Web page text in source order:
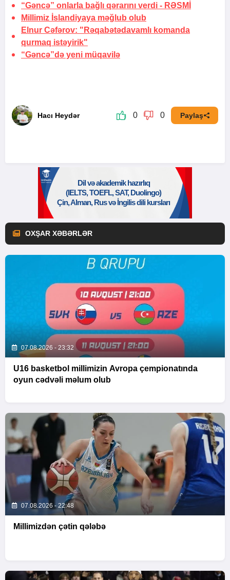
“Gəncə” onlarla bağlı qərarını verdi - RƏSMİ
Millimiz İslandiyaya məğlub olub
Elnur Cəfərov: "Rəqabətədavamlı komanda
qurmaq istəyirik"
“Gəncə”də yeni müqavilə
Hacı Heydər 0 0 Paylaş
OXŞAR XƏBƏRLƏR
07.08.2026 - 23:32
U16 basketbol millimizin Avropa çempionatında
oyun cədvəli məlum olub
07.08.2026 - 22:48
Millimizdən çətin qələbə